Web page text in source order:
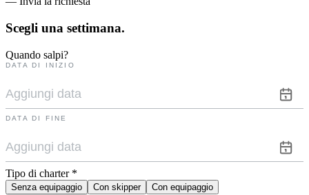
Scegli una settimana.
Quando salpi?
DATA DI INIZIO
DATA DI FINE
Tipo di charter *
Senza equipaggio Con skipper
Con equipaggio